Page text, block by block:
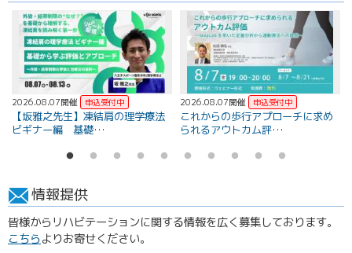
2026.08.07開催
【坂雅之先生】凍結肩の理学療法
ビギナー編 基礎…
2026.08.07開催
これからの歩行アプローチに求め
られるアウトカム評…
情報提供
皆様からリハビテーションに関する情報を広く募集しております。
こちらよりお寄せください。